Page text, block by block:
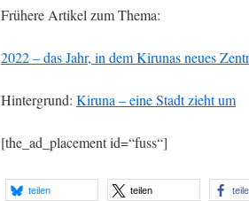
Frühere Artikel zum Thema:
2022 – das Jahr, in dem Kirunas neues
Hintergrund: Kiruna – eine Stadt zieht um
[the_ad_placement id=“fuss“]
teilen teilen